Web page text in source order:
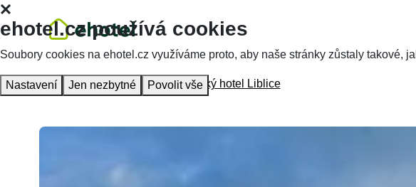
Hlavní stránka Ubytování Zámecký hotel Liblice
ehotel.cz používá cookies
Soubory cookies na ehotel.cz využíváme proto, aby naše stránky zůstaly
Nastavení Jen nezbytné Povolit vše